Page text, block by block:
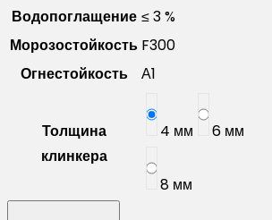
Водопоглащение ≤ 3 %
Морозостойкость F300
Огнестойкость
А1
Толщина
клинкера
4 мм 6 мм
8 мм